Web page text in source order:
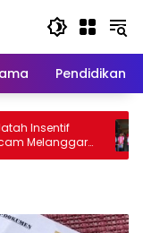
Pendidikan
Pajak Listrik Muncul